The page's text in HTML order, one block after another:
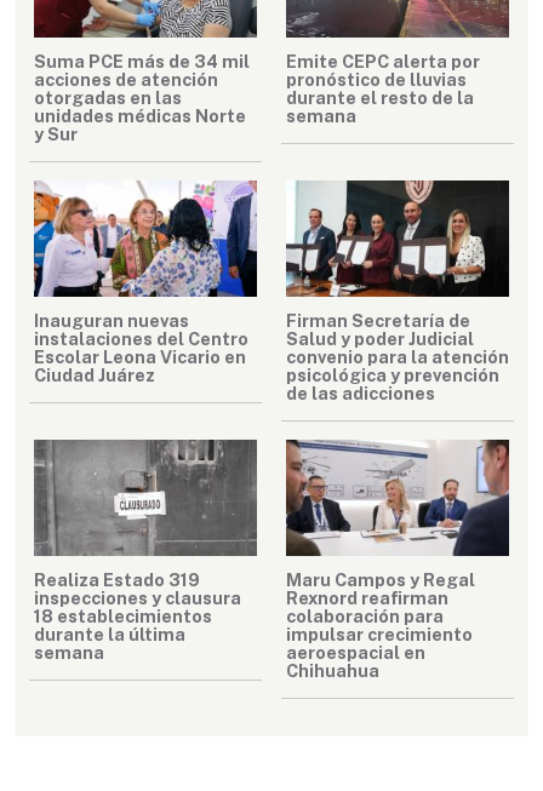
Suma PCE más de 34 mil
acciones de atención
otorgadas en las
unidades médicas Norte
y Sur
Emite CEPC alerta por
pronóstico de lluvias
durante el resto de la
semana
Inauguran nuevas
instalaciones del Centro
Escolar Leona Vicario en
Ciudad Juárez
Firman Secretaría de
Salud y poder Judicial
convenio para la atención
psicológica y prevención
de las adicciones
Realiza Estado 319
inspecciones y clausura
18 establecimientos
durante la última
semana
Maru Campos y Regal
Rexnord reafirman
colaboración para
impulsar crecimiento
aeroespacial en
Chihuahua